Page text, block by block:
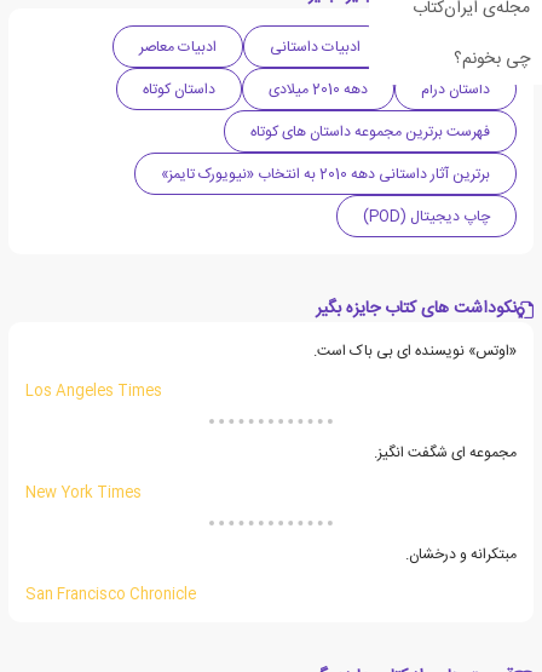
مجله‌ی ایران‌کتاب
چی بخونم؟
ادبیات آمریکا ادبیات داستانی
ادبیات معاصر
داستان درام
دهه 2010 میلادی
داستان کوتاه
فهرست برترین مجموعه داستان های کوتاه
برترین آثار داستانی دهه 2010 به انتخاب «نیویورک تایمز»
چاپ دیجیتال (POD)
نکوداشت های کتاب جایزه بگیر
«اوتس» نویسنده ای بی باک است.
Los Angeles Times
مجموعه ای شگفت انگیز.
New York Times
مبتکرانه و درخشان.
San Francisco Chronicle